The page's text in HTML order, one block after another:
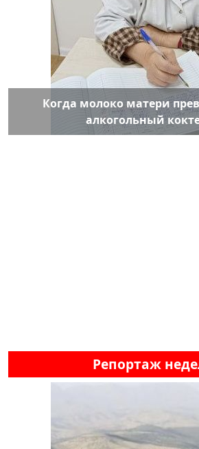
Когда молоко матери
алкогольный
Репортаж